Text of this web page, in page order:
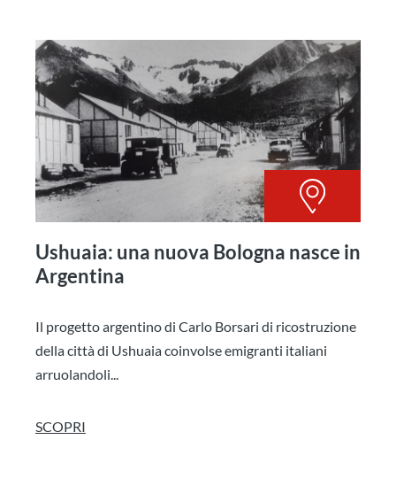
Ushuaia: una nuova Bologna nasce in
Argentina
Il progetto argentino di Carlo Borsari di ricostruzione
della città di Ushuaia coinvolse emigranti italiani
arruolandoli...
SCOPRI